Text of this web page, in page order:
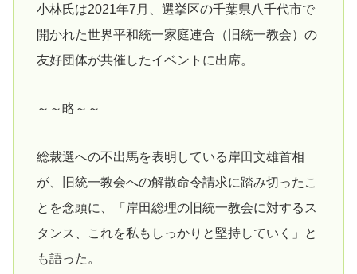
小林氏は2021年7月、選挙区の千葉県八千代市で
開かれた世界平和統一家庭連合（旧統一教会）の
友好団体が共催したイベントに出席。
～～略～～
総裁選への不出馬を表明している岸田文雄首相
が、旧統一教会への解散命令請求に踏み切ったこ
とを念頭に、「岸田総理の旧統一教会に対するス
タンス、これを私もしっかりと堅持していく」と
も語った。